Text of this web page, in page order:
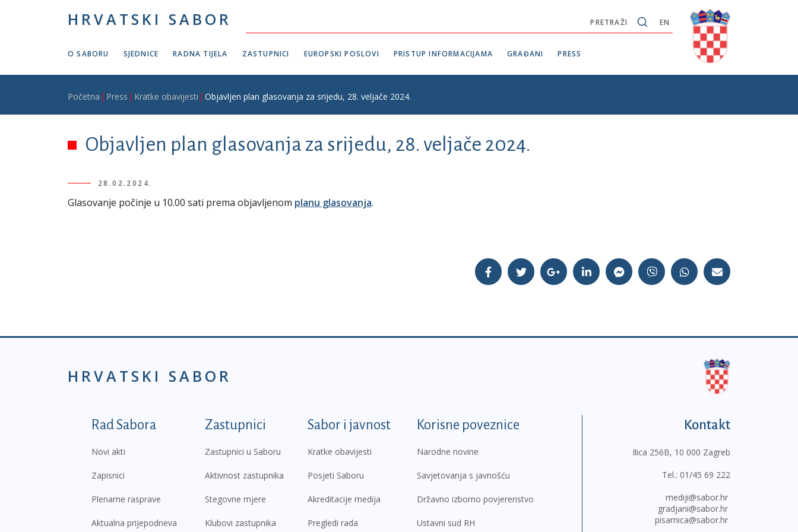
HRVATSKI SABOR EN
PRETRAŽI
O SABORU SJEDNICE RADNA TIJELA ZASTUPNICI EUROPSKI POSLOVI PRISTUP INFORMACIJAMA GRAĐANI PRESS
Breadcrumb
Početna Press Kratke obavijesti Objavljen plan glasovanja za srijedu, 28. veljače 2024.
Objavljen plan glasovanja za srijedu, 28. veljače 2024.
28.02.2024.
Glasovanje počinje u 10.00 sati prema objavljenom planu glasovanja.
HRVATSKI SABOR
Podnožje prvi izbornik
Rad Sabora
Novi akti
Zapisnici
Plenarne rasprave
Aktualna prijepodneva
Zastupnici
Zastupnici u Saboru
Aktivnost zastupnika
Stegovne mjere
Klubovi zastupnika
Sabor i javnost
Kratke obavijesti
Posjeti Saboru
Akreditacije medija
Pregledi rada
Korisne poveznice
Narodne novine
Savjetovanja s javnošću
Državno izborno povjerenstvo
Ustavni sud RH
Kontakt
Ilica 256B, 10 000 Zagreb
Tel.: 01/45 69 222
mediji@sabor.hr
gradjani@sabor.hr
pisarnica@sabor.hr